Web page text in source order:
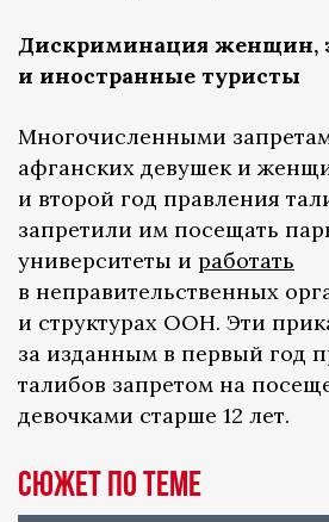
Дискриминация женщин,
и иностранные туристы
Многочисленными
афганских девушек и
и второй год правления
запретили им посещать
университеты и работать
в неправительственных
и структурах ООН. Эти
за изданным в первый год
талибов запретом на
девочками старше 12 лет.
Сюжет по теме